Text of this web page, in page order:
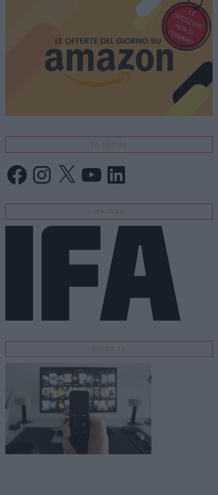
TG SOCIAL
FacebookInstagram
X LinkedIn
IFA 2026
GUIDA TV